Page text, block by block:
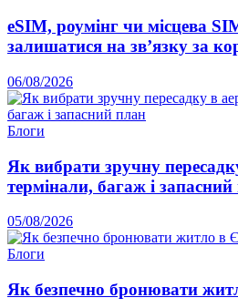
eSIM, роумінг чи місцева
залишатися на зв’язку за
06/08/2026
Блоги
Як вибрати зручну
термінали, багаж і
05/08/2026
Блоги
Як безпечно бронювати